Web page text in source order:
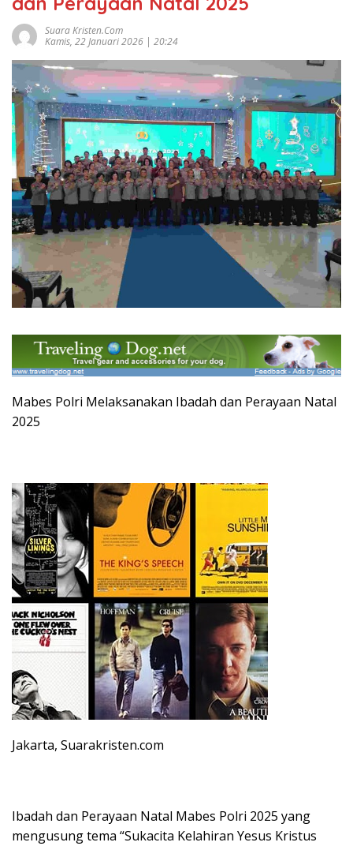
Suara Kristen.com
Kamis, 22 Januari 2026 | 20:24
Mabes Polri Melaksanakan Ibadah dan Perayaan Natal
2025
Jakarta, Suarakristen.com
Ibadah dan Perayaan Natal Mabes Polri 2025 yang
mengusung tema “Sukacita Kelahiran Yesus Kristus